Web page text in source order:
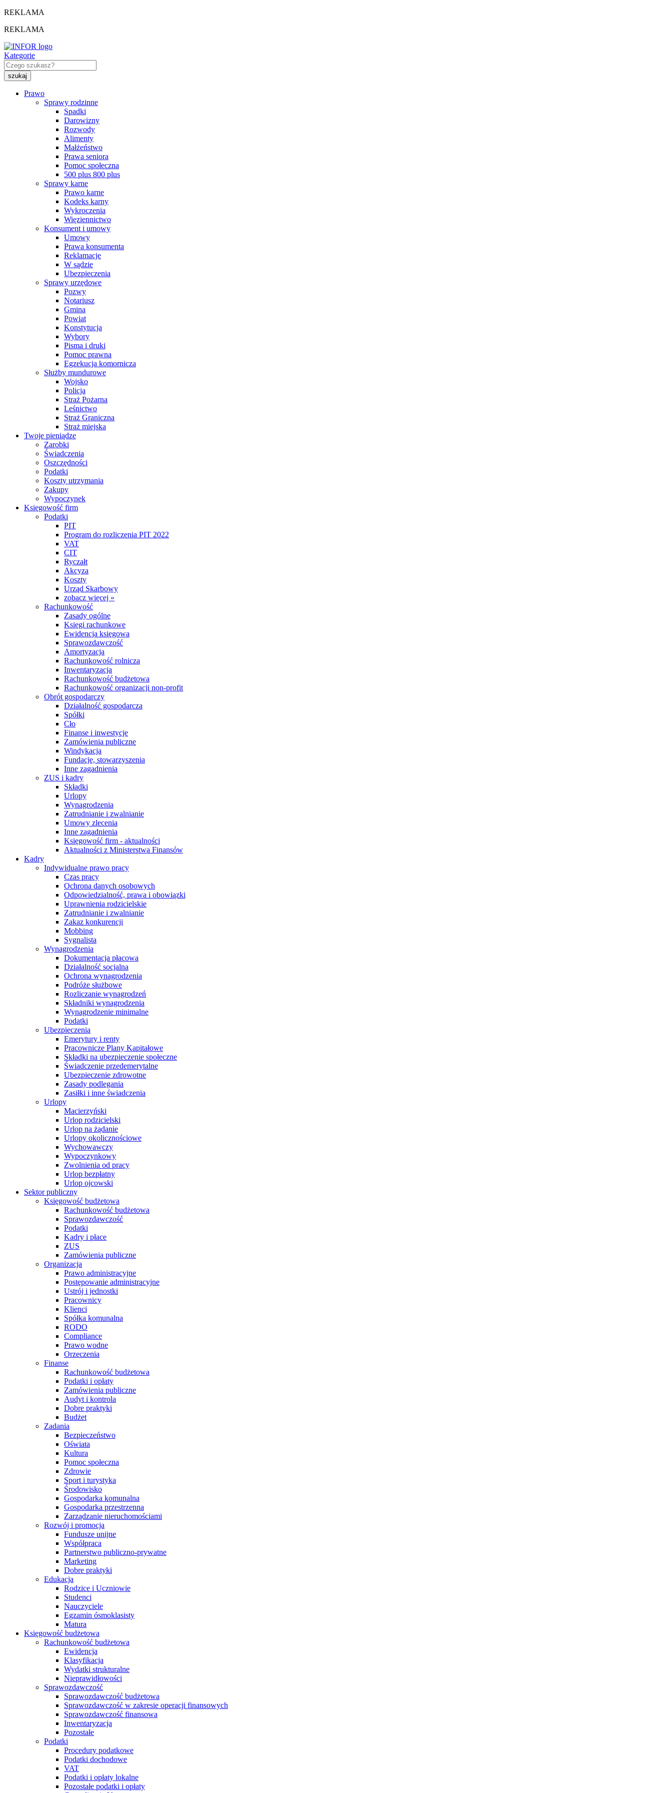
REKLAMA
REKLAMA
Kategorie
Prawo
Sprawy rodzinne
Spadki
Darowizny
Rozwody
Alimenty
Małżeństwo
Prawa seniora
Pomoc społeczna
500 plus 800 plus
Sprawy karne
Prawo karne
Kodeks karny
Wykroczenia
Więziennictwo
Konsument i umowy
Umowy
Prawa konsumenta
Reklamacje
W sądzie
Ubezpieczenia
Sprawy urzędowe
Pozwy
Notariusz
Gmina
Powiat
Konstytucja
Wybory
Pisma i druki
Pomoc prawna
Egzekucja komornicza
Służby mundurowe
Wojsko
Policja
Straż Pożarna
Leśnictwo
Straż Graniczna
Straż miejska
Twoje pieniądze
Zarobki
Świadczenia
Oszczędności
Podatki
Koszty utrzymania
Zakupy
Wypoczynek
Księgowość firm
Podatki
PIT
Program do rozliczenia PIT 2022
VAT
CIT
Ryczałt
Akcyza
Koszty
Urząd Skarbowy
zobacz więcej »
Rachunkowość
Zasady ogólne
Księgi rachunkowe
Ewidencja księgowa
Sprawozdawczość
Amortyzacja
Rachunkowość rolnicza
Inwentaryzacja
Rachunkowość budżetowa
Rachunkowość organizacji non-profit
Obrót gospodarczy
Działalność gospodarcza
Spółki
Cło
Finanse i inwestycje
Zamówienia publiczne
Windykacja
Fundacje, stowarzyszenia
Inne zagadnienia
ZUS i kadry
Składki
Urlopy
Wynagrodzenia
Zatrudnianie i zwalnianie
Umowy zlecenia
Inne zagadnienia
Księgowość firm - aktualności
Aktualności z Ministerstwa Finansów
Kadry
Indywidualne prawo pracy
Czas pracy
Ochrona danych osobowych
Odpowiedzialność, prawa i obowiązki
Uprawnienia rodzicielskie
Zatrudnianie i zwalnianie
Zakaz konkurencji
Mobbing
Sygnalista
Wynagrodzenia
Dokumentacja płacowa
Działalność socjalna
Ochrona wynagrodzenia
Podróże służbowe
Rozliczanie wynagrodzeń
Składniki wynagrodzenia
Wynagrodzenie minimalne
Podatki
Ubezpieczenia
Emerytury i renty
Pracownicze Plany Kapitałowe
Składki na ubezpieczenie społeczne
Świadczenie przedemerytalne
Ubezpieczenie zdrowotne
Zasady podlegania
Zasiłki i inne świadczenia
Urlopy
Macierzyński
Urlop rodzicielski
Urlop na żądanie
Urlopy okolicznościowe
Wychowawczy
Wypoczynkowy
Zwolnienia od pracy
Urlop bezpłatny
Urlop ojcowski
Sektor publiczny
Księgowość budżetowa
Rachunkowość budżetowa
Sprawozdawczość
Podatki
Kadry i płace
ZUS
Zamówienia publiczne
Organizacja
Prawo administracyjne
Postępowanie administracyjne
Ustrój i jednostki
Pracownicy
Klienci
Spółka komunalna
RODO
Compliance
Prawo wodne
Orzeczenia
Finanse
Rachunkowość budżetowa
Podatki i opłaty
Zamówienia publiczne
Audyt i kontrola
Dobre praktyki
Budżet
Zadania
Bezpieczeństwo
Oświata
Kultura
Pomoc społeczna
Zdrowie
Sport i turystyka
Środowisko
Gospodarka komunalna
Gospodarka przestrzenna
Zarządzanie nieruchomościami
Rozwój i promocja
Fundusze unijne
Współpraca
Partnerstwo publiczno-prywatne
Marketing
Dobre praktyki
Edukacja
Rodzice i Uczniowie
Studenci
Nauczyciele
Egzamin ósmoklasisty
Matura
Księgowość budżetowa
Rachunkowość budżetowa
Ewidencja
Klasyfikacja
Wydatki strukturalne
Nieprawidłowości
Sprawozdawczość
Sprawozdawczość budżetowa
Sprawozdawczość w zakresie operacji finansowych
Sprawozdawczość finansowa
Inwentaryzacja
Pozostałe
Podatki
Procedury podatkowe
Podatki dochodowe
VAT
Podatki i opłaty lokalne
Pozostałe podatki i opłaty